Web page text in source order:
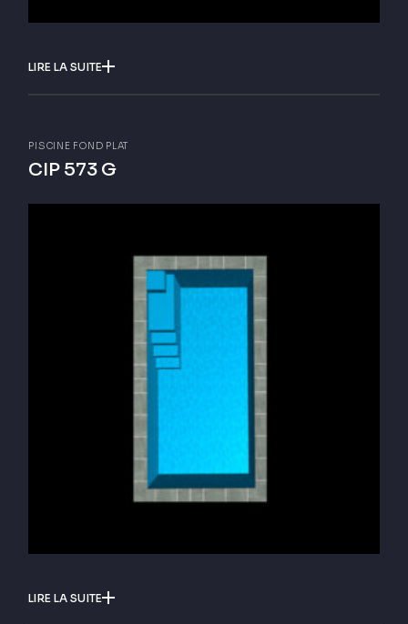
LIRE LA SUITE
LIRE LA SUITE
PISCINE FOND PLAT
CIP 573 G